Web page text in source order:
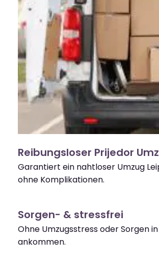
Reibungsloser Prijedor
Garantiert ein nahtloser Umzug
ohne Komplikationen.
Sorgen- & stressfrei
Ohne Umzugsstress oder Sorgen
ankommen.